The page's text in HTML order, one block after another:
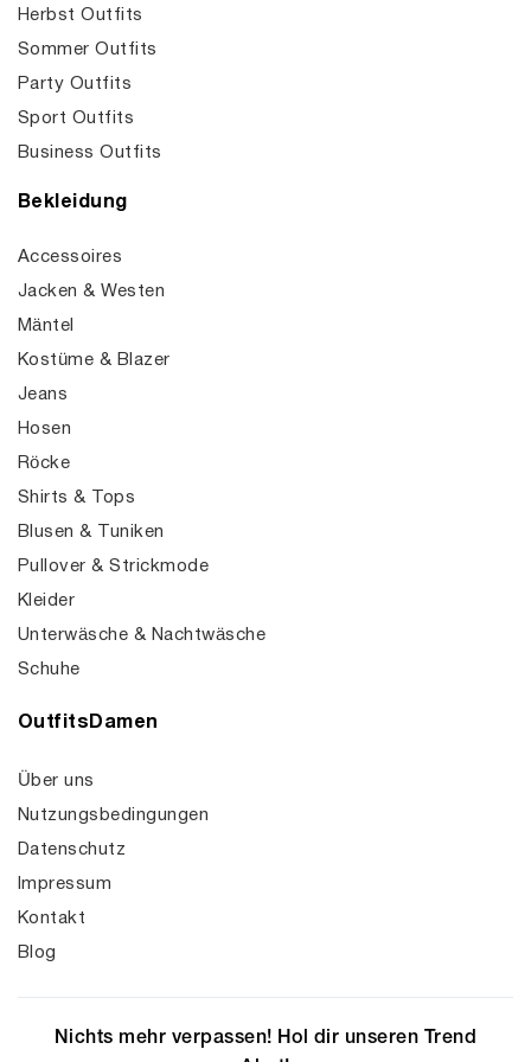
Herbst Outfits
Sommer Outfits
Party Outfits
Sport Outfits
Business Outfits
Bekleidung
Accessoires
Jacken & Westen
Mäntel
Kostüme & Blazer
Jeans
Hosen
Röcke
Shirts & Tops
Blusen & Tuniken
Pullover & Strickmode
Kleider
Unterwäsche & Nachtwäsche
Schuhe
OutfitsDamen
Über uns
Nutzungsbedingungen
Datenschutz
Impressum
Kontakt
Blog
Nichts mehr verpassen! Hol dir unseren Trend